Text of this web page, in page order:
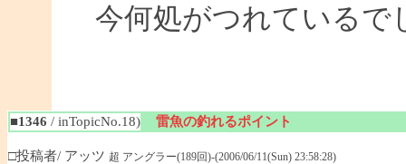
今何処がつれているで
■1346 / inTopicNo.18) 雷魚の釣れるポイント
□投稿者/ アッツ 超 アングラー(189回)-(2006/06/11(Sun) 23:58:28)